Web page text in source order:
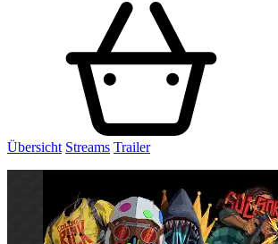
Übersicht Streams Trailer